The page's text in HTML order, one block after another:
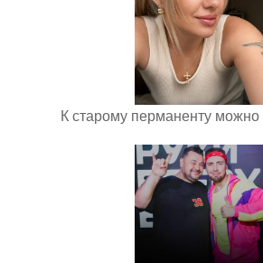
К старому перманенту можно